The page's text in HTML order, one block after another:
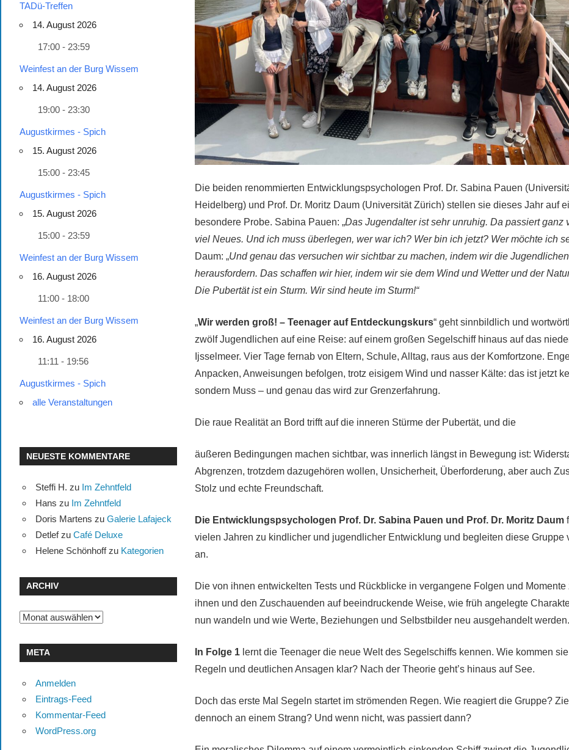
Die beiden renommierten Entwicklungspsychologen Prof. Dr. Sabina Pauen
Heidelberg) und Prof. Dr. Moritz Daum (Universität Zürich) stellen sie dieses Jahr auf
besondere Probe. Sabina Pauen: „Das Jugendalter ist sehr unruhig. Da passiert ganz
viel Neues. Und ich muss überlegen, wer war ich? Wer bin ich jetzt? Wer möchte ich
Daum: „Und genau das versuchen wir sichtbar zu machen, indem wir die Jugendlichen
herausfordern. Das schaffen wir hier, indem wir sie dem Wind und Wetter und der
Die Pubertät ist ein Sturm. Wir sind heute im Sturm!“
„Wir werden groß! – Teenager auf Entdeckungskurs“ geht sinnbildlich und
zwölf Jugendlichen auf eine Reise: auf einem großen Segelschiff hinaus auf das
Ijsselmeer. Vier Tage fernab von Eltern, Schule, Alltag, raus aus der Komfortzone.
Anpacken, Anweisungen befolgen, trotz eisigem Wind und nasser Kälte: das ist jetzt
sondern Muss – und genau das wird zur Grenzerfahrung.
Die raue Realität an Bord trifft auf die inneren Stürme der Pubertät, und die
äußeren Bedingungen machen sichtbar, was innerlich längst in Bewegung ist:
Abgrenzen, trotzdem dazugehören wollen, Unsicherheit, Überforderung, aber auch
Stolz und echte Freundschaft.
Die Entwicklungspsychologen Prof. Dr. Sabina Pauen und Prof. Dr. Moritz Daum
vielen Jahren zu kindlicher und jugendlicher Entwicklung und begleiten diese Gruppe
an.
Die von ihnen entwickelten Tests und Rückblicke in vergangene Folgen und Momente
ihnen und den Zuschauenden auf beeindruckende Weise, wie früh angelegte
nun wandeln und wie Werte, Beziehungen und Selbstbilder neu ausgehandelt werden.
In Folge 1 lernt die Teenager die neue Welt des Segelschiffs kennen. Wie kommen
Regeln und deutlichen Ansagen klar? Nach der Theorie geht’s hinaus auf See.
Doch das erste Mal Segeln startet im strömenden Regen. Wie reagiert die Gruppe?
dennoch an einem Strang? Und wenn nicht, was passiert dann?
TADü-Treffen
14. August 2026
17:00 - 23:59
Weinfest an der Burg Wissem
14. August 2026
19:00 - 23:30
Augustkirmes - Spich
15. August 2026
15:00 - 23:45
Augustkirmes - Spich
15. August 2026
15:00 - 23:59
Weinfest an der Burg Wissem
16. August 2026
11:00 - 18:00
Weinfest an der Burg Wissem
16. August 2026
11:11 - 19:56
Augustkirmes - Spich
alle Veranstaltungen
NEUESTE KOMMENTARE
Steffi H. zu Im Zehntfeld
Hans zu Im Zehntfeld
Doris Martens zu Galerie Lafajeck
Detlefzu Café Deluxe
Helene Schönhoffzu Kategorien
ARCHIV
Archiv
META
Anmelden
Eintrags-Feed
Kommentar-Feed
WordPress.org